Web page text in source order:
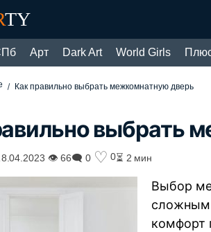
TY
Арт Dark Art World Girls
Как правильно выбрать межкомнатную дверь
выбрать
👁 66🗨 0 ♡ 0⏳ 2 мин
Выбор
сложным
комфорт